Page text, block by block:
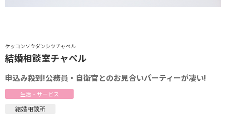
ケッコンソウダンシツチャペル
結婚相談室チャペル
申込み殺到!公務員・自衛官とのお見合いパーティーが凄い!
生活・サービス
結婚相談所